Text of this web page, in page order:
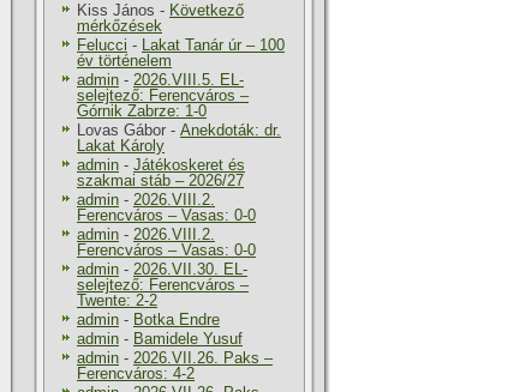
Kiss János - Következő
mérkőzések
Felucci - Lakat Tanár úr – 100
év történelem
admin - 2026.VIII.5. EL-
selejtező: Ferencváros –
Górnik Zabrze: 1-0
Lovas Gábor - Anekdoták: dr.
Lakat Károly
admin - Játékoskeret és
szakmai stáb – 2026/27
admin - 2026.VIII.2.
Ferencváros – Vasas: 0-0
admin - 2026.VIII.2.
Ferencváros – Vasas: 0-0
admin - 2026.VII.30. EL-
selejtező: Ferencváros –
Twente: 2-2
admin - Botka Endre
admin - Bamidele Yusuf
admin - 2026.VII.26. Paks –
Ferencváros: 4-2